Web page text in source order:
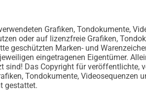
Grafiken, Tondokumente,
oder auf lizenzfreie Grafiken,
geschützten Marken- und
eingetragenen Eigentümer.
sind! Das Copyright für veröffentlichte,
Tondokumente, Videosequenzen
gestattet.